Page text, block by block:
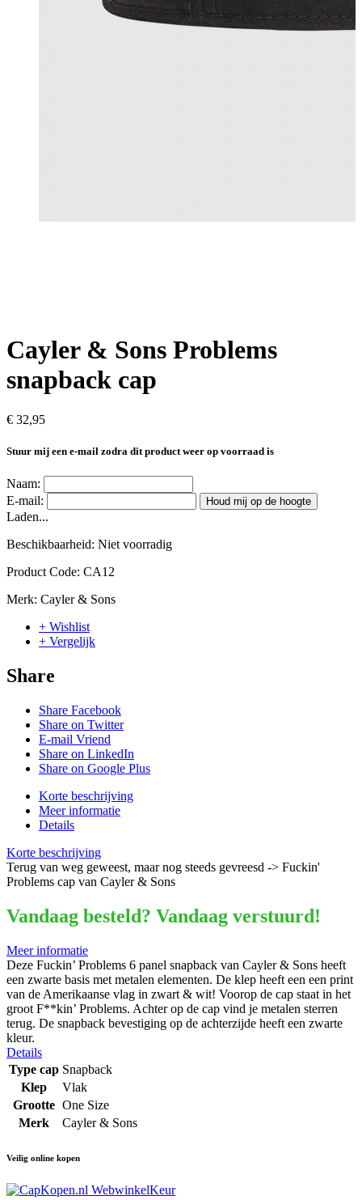
Cayler & Sons Problems
snapback cap
€ 32,95
Stuur mij een e-mail zodra dit product weer op voorraad is
Naam:
E-mail:
Houd mij op de hoogte
Laden...
Beschikbaarheid: Niet voorradig
Product Code: CA12
Merk: Cayler & Sons
+ Wishlist
+ Vergelijk
Share
Share Facebook
Share on Twitter
E-mail Vriend
Share on LinkedIn
Share on Google Plus
Korte beschrijving
Meer informatie
Details
Korte beschrijving
Terug van weg geweest, maar nog steeds gevreesd -> Fuckin'
Problems cap van Cayler & Sons
Vandaag besteld? Vandaag verstuurd!
Meer informatie
Deze Fuckin’ Problems 6 panel snapback van Cayler & Sons heeft
een zwarte basis met metalen elementen. De klep heeft een een print
van de Amerikaanse vlag in zwart & wit! Voorop de cap staat in het
groot F**kin’ Problems. Achter op de cap vind je metalen sterren
terug. De snapback bevestiging op de achterzijde heeft een zwarte
kleur.
Details
Type cap Snapback
Klep
Vlak
Grootte One Size
Merk
Cayler & Sons
Veilig online kopen